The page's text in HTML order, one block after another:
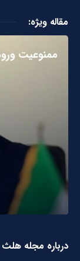
مقاله ویژه:
ممنوعیت
درباره مجله هلث